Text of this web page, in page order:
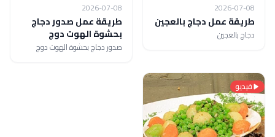
2026-07-08
طريقة عمل دجاج بالعجين
دجاج بالعجين
2026-07-08
طريقة عمل صدور دجاج
بحشوة الهوت دوج
صدور دجاج بحشوة الهوت دوج
فيديو